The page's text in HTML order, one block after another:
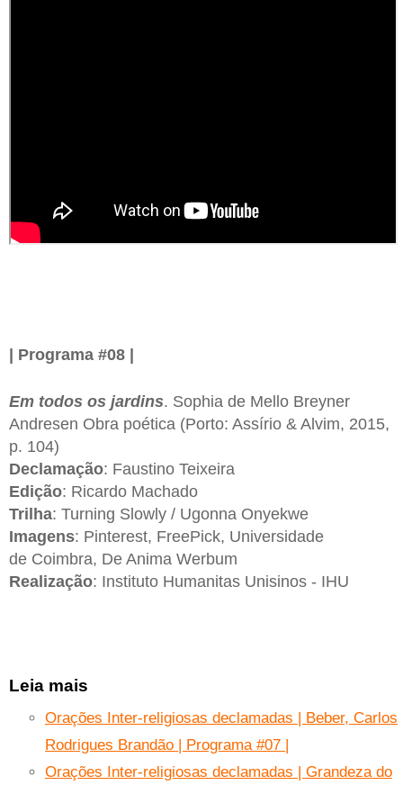
| Programa #08 |
Em todos os jardins. Sophia de Mello Breyner
Andresen Obra poética (Porto: Assírio & Alvim, 2015,
p. 104)
Declamação: Faustino Teixeira
Edição: Ricardo Machado
Trilha: Turning Slowly / Ugonna Onyekwe
Imagens: Pinterest, FreePick, Universidade
de Coimbra, De Anima Werbum
Realização: Instituto Humanitas Unisinos - IHU
Leia mais
Orações Inter-religiosas declamadas | Beber, Carlos
Rodrigues Brandão | Programa #07 |
Orações Inter-religiosas declamadas | Grandeza do